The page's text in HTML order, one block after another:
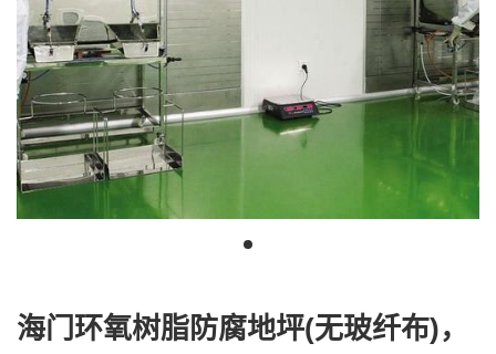
海门环氧树脂防腐地坪(无玻纤布)，